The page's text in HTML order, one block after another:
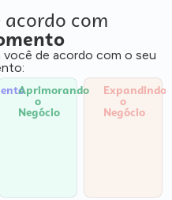
acordo com
você de acordo com o seu
Aprimorando
o
Negócio
Expandindo
o
Negócio